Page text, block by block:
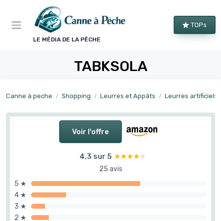
LE MÉDIA DE LA PÊCHE
TOPs
TABKSOLA
Canne à peche Shopping Leurres et Appâts Leurres artificiels
Voir l'offre
4,3 sur 5 ★★★★★
★★★★★
25 avis
5 ★
4 ★
3 ★
2 ★
Panneau de gestion des cookies